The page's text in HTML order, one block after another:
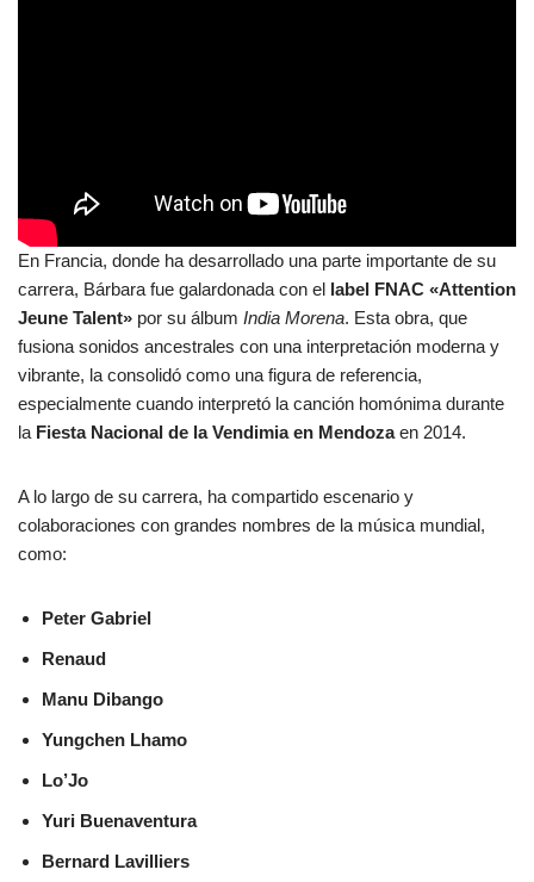
En Francia, donde ha desarrollado una parte importante de su
carrera, Bárbara fue galardonada con el label FNAC «Attention
Jeune Talent» por su álbum India Morena. Esta obra, que
fusiona sonidos ancestrales con una interpretación moderna y
vibrante, la consolidó como una figura de referencia,
especialmente cuando interpretó la canción homónima durante
la Fiesta Nacional de la Vendimia en Mendozaen 2014.
A lo largo de su carrera, ha compartido escenario y
colaboraciones con grandes nombres de la música mundial,
como:
Peter Gabriel
Renaud
Manu Dibango
Yungchen Lhamo
Lo’Jo
Yuri Buenaventura
Bernard Lavilliers